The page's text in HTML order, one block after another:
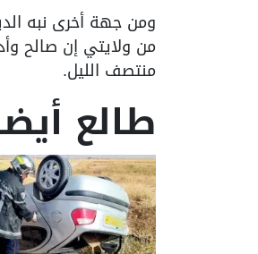
ومن جهة أخرى نبه
من ولايتي إن صالح
منتصف الليل.
طالع